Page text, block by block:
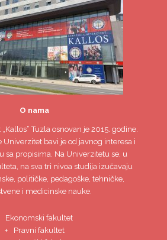
O nama
„Kallos“ Tuzla osnovan je 2015. godine.
Univerzitet bavi je od javnog interesa i
sa propisima. Na Univerzitetu se, u
na sva tri nivoa studija izučavaju
političke, pedagoške, tehničke,
i medicinske nauke.
Ekonomski fakultet
Pravni fakultet